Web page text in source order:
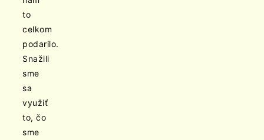
to
celkom
podarilo.
Snažili
sme
sa
využiť
to, čo
sme